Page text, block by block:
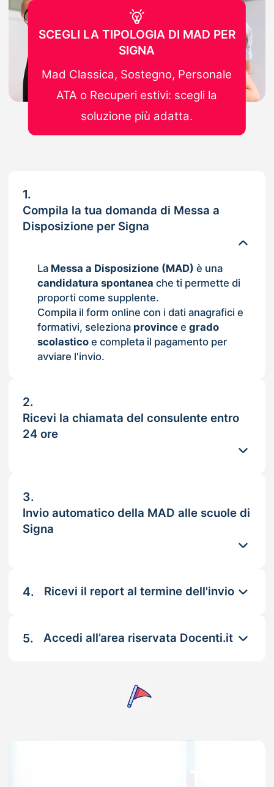
1.
Compila la tua domanda di Messa a
Disposizione per Signa
La Messa a Disposizione (MAD) è una
candidatura spontanea che ti permette di
proporti come supplente.
Compila il form online con i dati anagrafici e
formativi, seleziona provincee grado
scolasticoe completa il pagamento per
avviare l'invio.
2.
Ricevi la chiamata del consulente entro
24 ore
3.
Invio automatico della MAD alle scuole di
Signa
4. Ricevi il report al termine dell'invio
5. Accedi all’area riservata Docenti.it
SCEGLI LA TIPOLOGIA DI MAD PER
SIGNA
Mad Classica, Sostegno, Personale
ATA o Recuperi estivi: scegli la
soluzione più adatta.